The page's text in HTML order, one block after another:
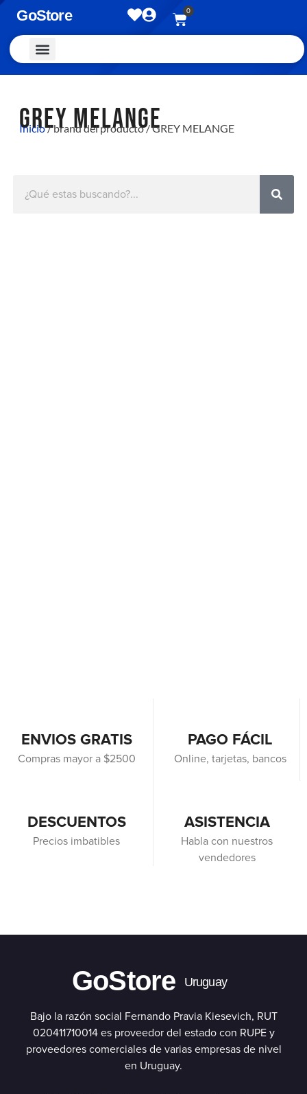
GoStore 0
GREY MELANGE
Inicio/ brand del producto / GREY MELANGE
ENVIOS GRATIS
Compras mayor a $2500
PAGO FÁCIL
Online, tarjetas, bancos
DESCUENTOS
Precios imbatibles
ASISTENCIA
Habla con nuestros
vendedores
GoStore Uruguay
Bajo la razón social Fernando Pravia Kiesevich, RUT
020411710014 es proveedor del estado con RUPE y
proveedores comerciales de varias empresas de nivel
en Uruguay.